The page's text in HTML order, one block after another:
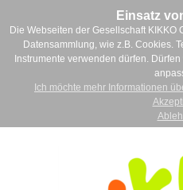
Einsatz
Die Webseiten der Gesellschaft KIKKO
Datensammlung, wie z.B. Cookies.
Instrumente verwenden dürfen.
Ich möchte mehr Informationen